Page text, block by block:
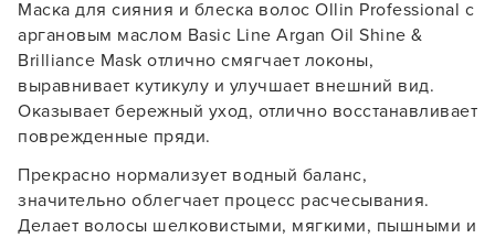
Маска для сияния и блеска волос Ollin Professional с
аргановым маслом Basic Line Argan Oil Shine &
Brilliance Mask отлично смягчает локоны,
выравнивает кутикулу и улучшает внешний вид.
Оказывает бережный уход, отлично восстанавливает
поврежденные пряди.
Прекрасно нормализует водный баланс,
значительно облегчает процесс расчесывания.
Делает волосы шелковистыми, мягкими, пышными и